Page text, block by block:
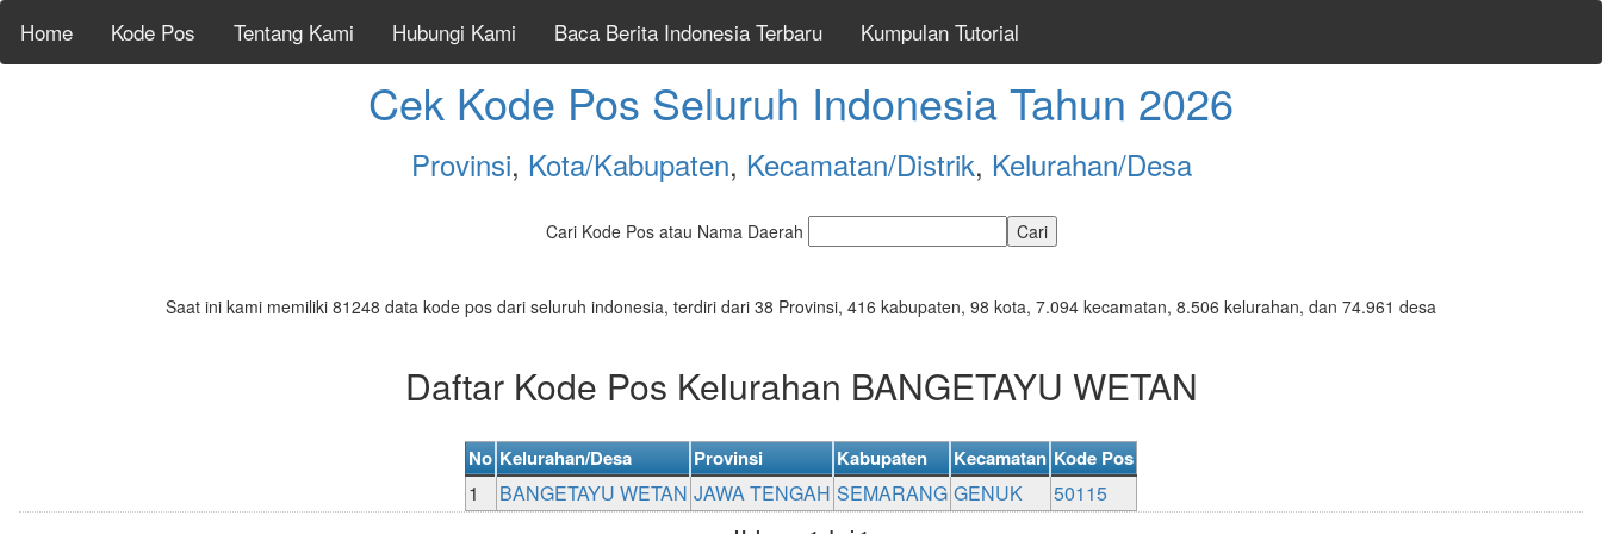
Home Kode Pos Tentang Kami Hubungi Kami Baca Berita Indonesia Terbaru Kumpulan Tutorial
Cek Kode Pos Seluruh Indonesia Tahun 2026
Provinsi, Kota/Kabupaten, Kecamatan/Distrik, Kelurahan/Desa
Cari Kode Pos atau Nama Daerah
Saat ini kami memiliki 81248 data kode pos dari seluruh indonesia, terdiri dari 38 Provinsi, 416 kabupaten, 98 kota, 7.094 kecamatan, 8.506 kelurahan, dan 74.961 desa
Daftar Kode Pos Kelurahan BANGETAYU WETAN
No Kelurahan/Desa Provinsi Kabupaten Kecamatan Kode Pos
1 BANGETAYU WETAN JAWA TENGAH SEMARANG GENUK 50115